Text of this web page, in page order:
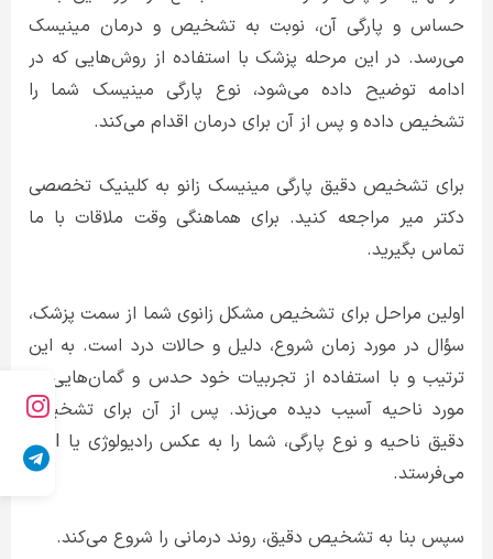
حساس و پارگی آن، نوبت به تشخیص و درمان مینیسک
می‌رسد. در این مرحله پزشک با استفاده از روش‌هایی که در
ادامه توضیح داده می‌شود، نوع پارگی مینیسک شما را
تشخیص داده و پس از آن برای درمان اقدام می‌کند.
برای تشخیص دقیق پارگی مینیسک زانو به کلینیک تخصصی
دکتر میر مراجعه کنید. برای هماهنگی وقت ملاقات با ما
تماس بگیرید.
اولین مراحل برای تشخیص مشکل زانوی شما از سمت پزشک،
سؤال در مورد زمان شروع، دلیل و حالات درد است. به این
ترتیب و با استفاده از تجربیات خود حدس و گمان‌هایی در
مورد ناحیه آسیب دیده می‌زند. پس از آن برای تشخیص
دقیق ناحیه و نوع پارگی، شما را به عکس رادیولوژی یا MRI
می‌فرستد.
سپس بنا به تشخیص دقیق، روند درمانی را شروع می‌کند.